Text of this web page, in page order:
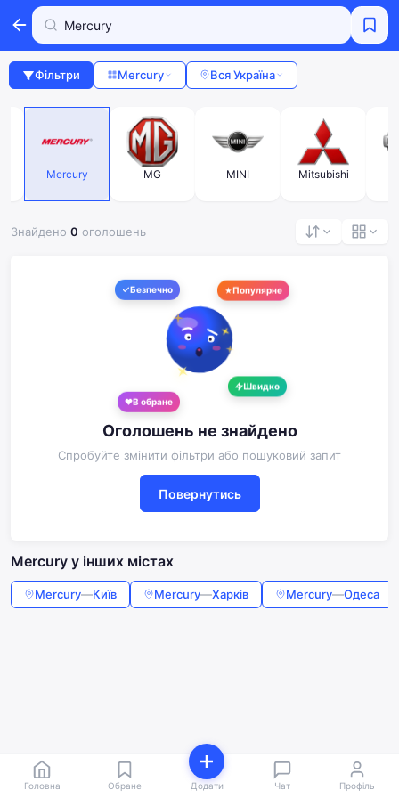
Фільтри Mercury Вся Україна
Mercury MG MINI Mitsubishi
Знайдено 0 оголошень
Безпечно Популярне
Швидко
В обране
Оголошень не знайдено
Спробуйте змінити фільтри або пошуковий запит
Повернутись
Mercury у інших містах
Mercury—Київ Mercury—Харків Mercury—Одеса
Головна Обране Додати Чат Профіль